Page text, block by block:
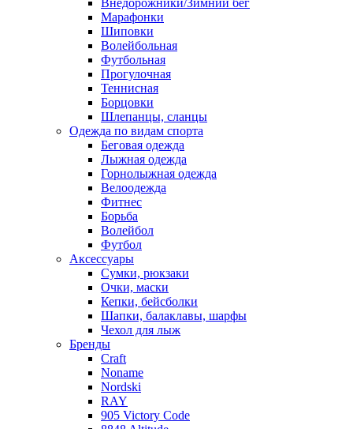
Внедорожники/Зимний бег
Марафонки
Шиповки
Волейбольная
Футбольная
Прогулочная
Теннисная
Борцовки
Шлепанцы, сланцы
Одежда по видам спорта
Беговая одежда
Лыжная одежда
Горнолыжная одежда
Велоодежда
Фитнес
Борьба
Волейбол
Футбол
Аксессуары
Сумки, рюкзаки
Очки, маски
Кепки, бейсболки
Шапки, балаклавы, шарфы
Чехол для лыж
Бренды
Craft
Noname
Nordski
RAY
905 Victory Code